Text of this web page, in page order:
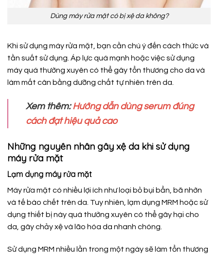
Dùng máy rửa mặt có bị xệ da không?
Khi sử dụng máy rửa mặt, bạn cần chú ý đến cách thức và
tần suất sử dụng. Áp lực quá mạnh hoặc việc sử dụng
máy quá thường xuyên có thể gây tổn thương cho da và
làm mất cân bằng dưỡng chất tự nhiên trên da.
Xem thêm:Hướng dẫn dùng serum đúng
cách đạt hiệu quả cao
Những nguyên nhân gây xệ da khi sử dụng
máy rửa mặt
Lạm dụng máy rửa mặt
Máy rửa mặt có nhiều lợi ích như loại bỏ bụi bẩn, bã nhờn
và tế bào chết trên da. Tuy nhiên, lạm dụng MRM hoặc sử
dụng thiết bị này quá thường xuyên có thể gây hại cho
da, gây chảy xệ và lão hóa da nhanh chóng.
Sử dụng MRM nhiều lần trong một ngày sẽ làm tổn thương